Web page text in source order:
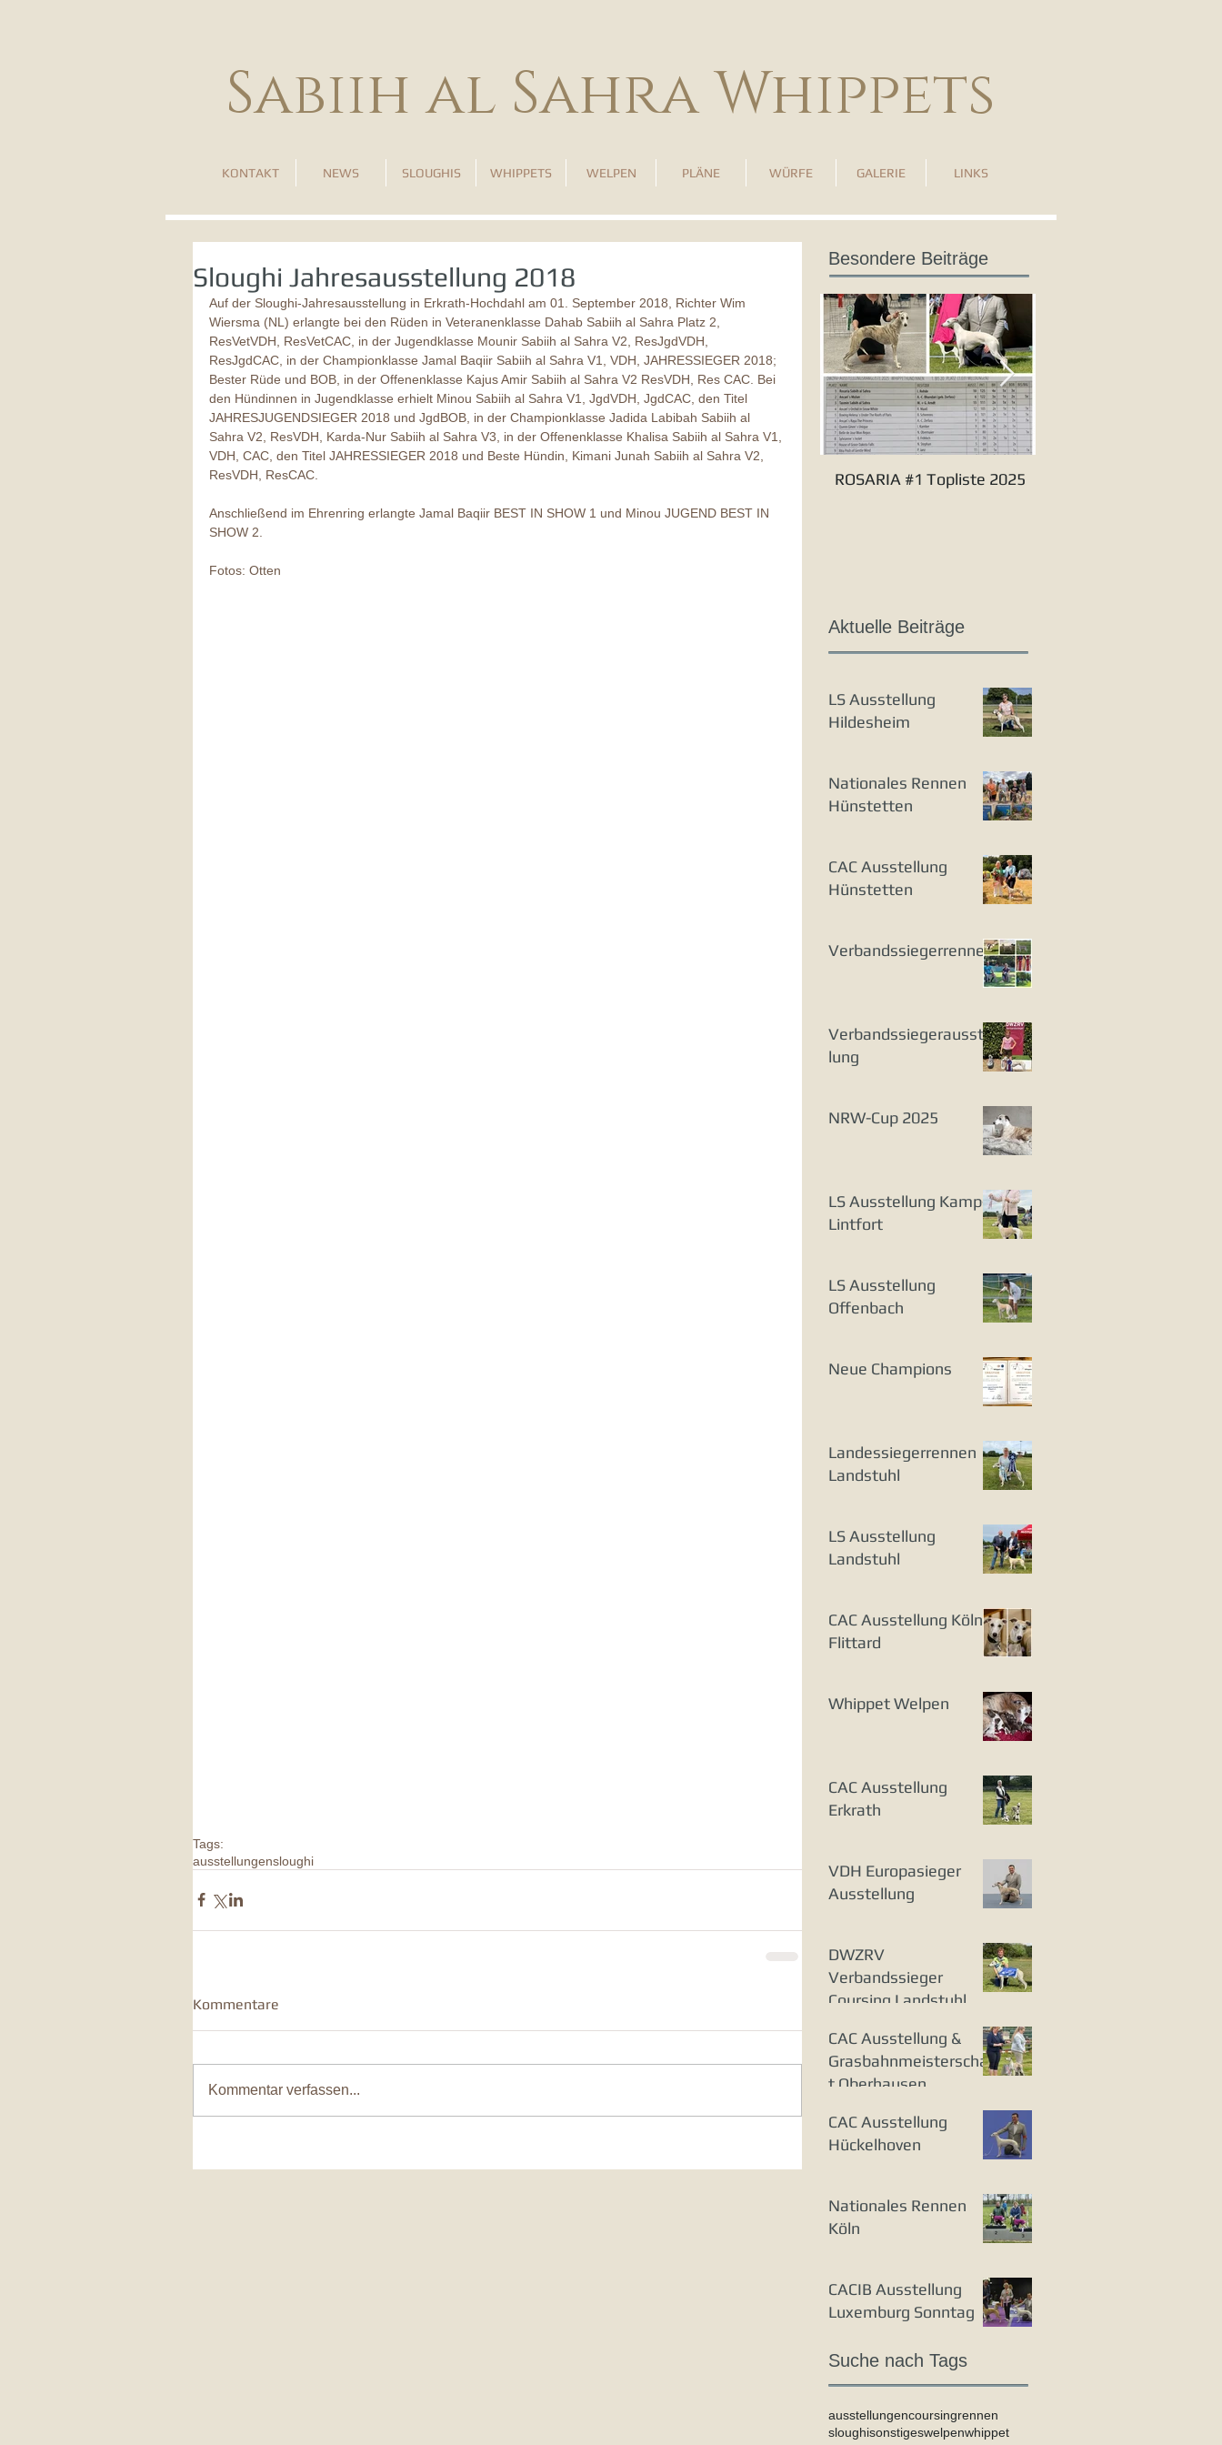
Sabiih al Sahra Whippets
KONTAKT NEWS SLOUGHIS WHIPPETS WELPEN PLÄNE WÜRFE GALERIE LINKS
Sloughi Jahresausstellung 2018
Auf der Sloughi-Jahresausstellung in Erkrath-Hochdahl am 01. September 2018, Richter Wim
Wiersma (NL) erlangte bei den Rüden in Veteranenklasse Dahab Sabiih al Sahra Platz 2,
ResVetVDH, ResVetCAC, in der Jugendklasse Mounir Sabiih al Sahra V2, ResJgdVDH,
ResJgdCAC, in der Championklasse Jamal Baqiir Sabiih al Sahra V1, VDH, JAHRESSIEGER 2018;
Bester Rüde und BOB, in der Offenenklasse Kajus Amir Sabiih al Sahra V2 ResVDH, Res CAC. Bei
den Hündinnen in Jugendklasse erhielt Minou Sabiih al Sahra V1, JgdVDH, JgdCAC, den Titel
JAHRESJUGENDSIEGER 2018 und JgdBOB, in der Championklasse Jadida Labibah Sabiih al
Sahra V2, ResVDH, Karda-Nur Sabiih al Sahra V3, in der Offenenklasse Khalisa Sabiih al Sahra V1,
VDH, CAC, den Titel JAHRESSIEGER 2018 und Beste Hündin, Kimani Junah Sabiih al Sahra V2,
ResVDH, ResCAC.
Anschließend im Ehrenring erlangte Jamal Baqiir BEST IN SHOW 1 und Minou JUGEND BEST IN
SHOW 2.
Fotos: Otten
Tags:
ausstellungensloughi
Kommentare
Kommentar verfassen...
Besondere Beiträge
ROSARIA #1 Topliste 2025
Aktuelle Beiträge
LS Ausstellung
Hildesheim
Nationales Rennen
Hünstetten
CAC Ausstellung
Hünstetten
Verbandssiegerrennen
Verbandssiegerausstel
lung
NRW-Cup 2025
LS Ausstellung Kamp-
Lintfort
LS Ausstellung
Offenbach
Neue Champions
Landessiegerrennen
Landstuhl
LS Ausstellung
Landstuhl
CAC Ausstellung Köln-
Flittard
Whippet Welpen
CAC Ausstellung
Erkrath
VDH Europasieger
Ausstellung
DWZRV
Verbandssieger
Coursing Landstuhl
CAC Ausstellung &
Grasbahnmeisterschaf
t Oberhausen
CAC Ausstellung
Hückelhoven
Nationales Rennen
Köln
CACIB Ausstellung
Luxemburg Sonntag
Suche nach Tags
ausstellungencoursingrennen
sloughisonstigeswelpenwhippet